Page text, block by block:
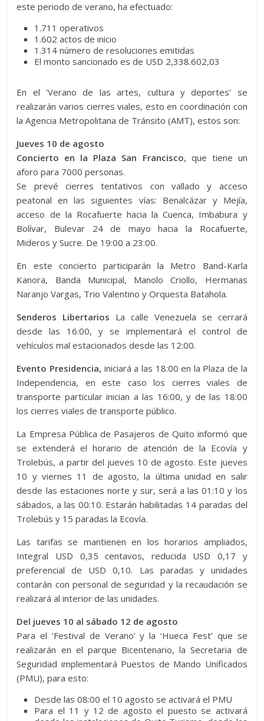
este periodo de verano, ha efectuado:
1.711 operativos
1.602 actos de inicio
1.314 número de resoluciones emitidas
El monto sancionado es de USD 2,338.602,03
En el ‘Verano de las artes, cultura y deportes’ se
realizarán varios cierres viales, esto en coordinación con
la Agencia Metropolitana de Tránsito (AMT), estos son:
Jueves 10 de agosto
Concierto en la Plaza San Francisco, que tiene un
aforo para 7000 personas.
Se prevé cierres tentativos con vallado y acceso
peatonal en las siguientes vías: Benalcázar y Mejía,
acceso de la Rocafuerte hacia la Cuenca, Imbabura y
Bolívar, Bulevar 24 de mayo hacia la Rocafuerte,
Mideros y Sucre. De 19:00 a 23:00.
En este concierto participarán la Metro Band-Karla
Kanora, Banda Municipal, Manolo Criollo, Hermanas
Naranjo Vargas, Trio Valentino y Orquesta Batahola.
Senderos Libertarios La calle Venezuela se cerrará
desde las 16:00, y se implementará el control de
vehículos mal estacionados desde las 12:00.
Evento Presidencia, iniciará a las 18:00 en la Plaza de la
Independencia, en este caso los cierres viales de
transporte particular inician a las 16:00, y de las 18:00
los cierres viales de transporte público.
La Empresa Pública de Pasajeros de Quito informó que
se extenderá el horario de atención de la Ecovía y
Trolebús, a partir del jueves 10 de agosto. Este jueves
10 y viernes 11 de agosto, la última unidad en salir
desde las estaciones norte y sur, será a las 01:10 y los
sábados, a las 00:10. Estarán habilitadas 14 paradas del
Trolebús y 15 paradas la Ecovía.
Las tarifas se mantienen en los horarios ampliados,
Integral USD 0,35 centavos, reducida USD 0,17 y
preferencial de USD 0,10. Las paradas y unidades
contarán con personal de seguridad y la recaudación se
realizará al interior de las unidades.
Del jueves 10 al sábado 12 de agosto
Para el ‘Festival de Verano’ y la ‘Hueca Fest’ que se
realizarán en el parque Bicentenario, la Secretaria de
Seguridad implementará Puestos de Mando Unificados
(PMU), para esto:
Desde las 08:00 el 10 agosto se activará el PMU
Para el 11 y 12 de agosto el puesto se activará